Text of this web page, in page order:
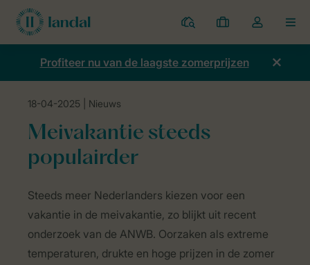
Parken
Mijn
boekingen
Open
de
dropdown
Profiteer nu van de laagste zomerprijzen
Nieuws
18-04-2025 | Nieuws
Meivakantie steeds
populairder
Steeds meer Nederlanders kiezen voor een
vakantie in de meivakantie, zo blijkt uit recent
onderzoek van de ANWB. Oorzaken als extreme
temperaturen, drukte en hoge prijzen in de zomer